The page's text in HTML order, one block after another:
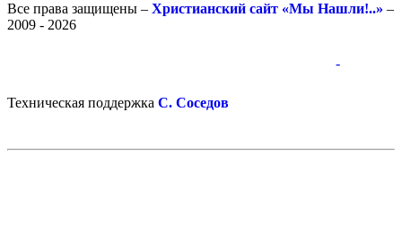
Все права защищены – Христианский сайт «Мы Нашли!..» –
2009 - 2026
-
Техническая поддержка С. Соседов